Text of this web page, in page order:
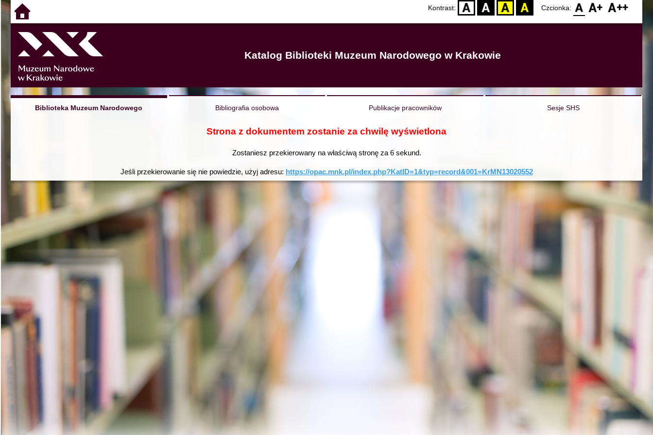
Kontrast: D BW YB BY Czcionka: F0 F1 F2
Katalog Biblioteki Muzeum Narodowego w Krakowie
Biblioteka Muzeum Narodowego Bibliografia osobowa Publikacje pracowników Sesje SHS
Strona z dokumentem zostanie za chwilę wyświetlona
Zostaniesz przekierowany na właściwą stronę za 6sekund.
Jeśli przekierowanie się nie powiedzie, użyj adresu: https://opac.mnk.pl/index.php?KatID=1&typ=record&001=KrMN13020552